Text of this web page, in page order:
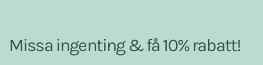
Missa ingenting & få 10% rabatt!